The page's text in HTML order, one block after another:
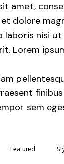
amet,
dolore
laboris nisi
Lorem
sem
Featured